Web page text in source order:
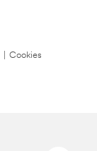
Cookies